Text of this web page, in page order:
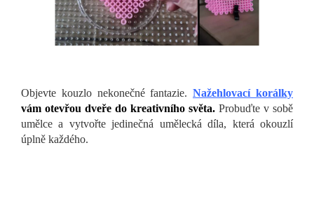
Objevte kouzlo nekonečné fantazie.Nažehlovací korálky
vám otevřou dveře do kreativního světa. Probuďte v sobě
umělce a vytvořte jedinečná umělecká díla, která okouzlí
úplně každého.